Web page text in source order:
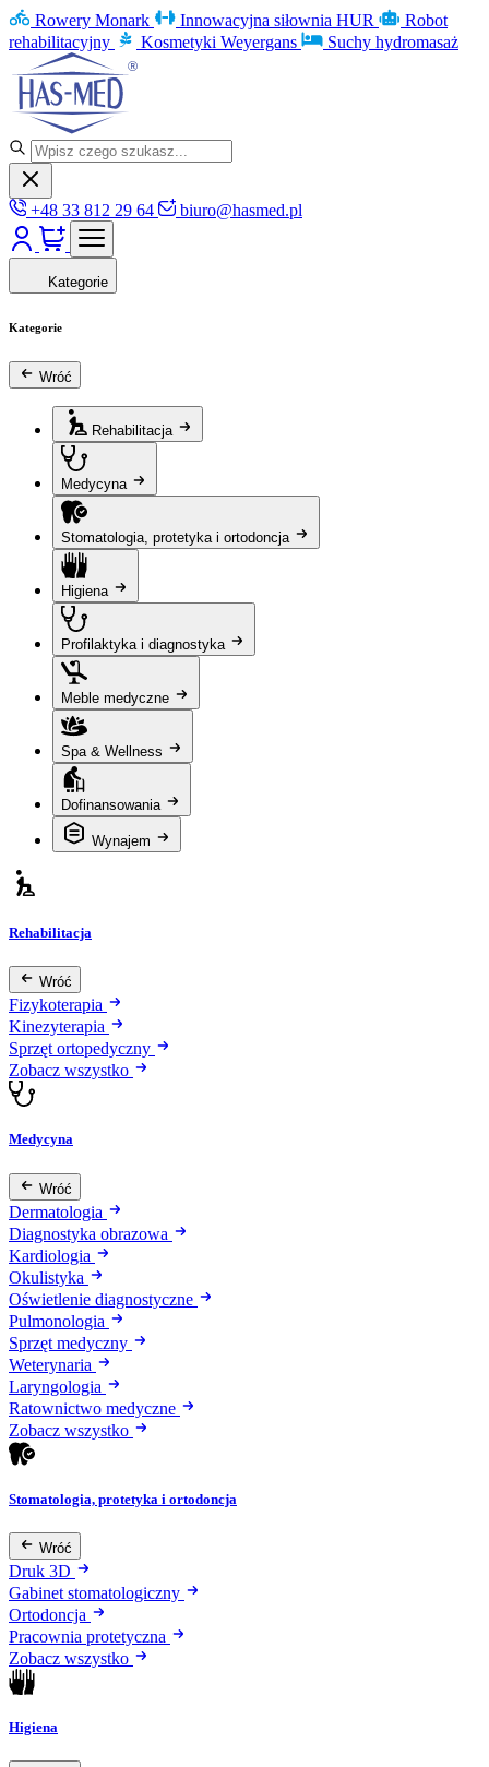
Rowery Monark Innowacyjna siłownia HUR
Robot
rehabilitacyjny
Kosmetyki Weyergans Suchy hydromasaż
+48 33 812 29 64 biuro@hasmed.pl
Kategorie
Kategorie
Wróć
Rehabilitacja
Medycyna
Stomatologia, protetyka i ortodoncja
Higiena
Profilaktyka i diagnostyka
Meble medyczne
Spa & Wellness
Dofinansowania
Wynajem
Rehabilitacja
Wróć
Fizykoterapia
Kinezyterapia
Sprzęt ortopedyczny
Zobacz wszystko
Medycyna
Wróć
Dermatologia
Diagnostyka obrazowa
Kardiologia
Okulistyka
Oświetlenie diagnostyczne
Pulmonologia
Sprzęt medyczny
Weterynaria
Laryngologia
Ratownictwo medyczne
Zobacz wszystko
Stomatologia, protetyka i ortodoncja
Wróć
Druk 3D
Gabinet stomatologiczny
Ortodoncja
Pracownia protetyczna
Zobacz wszystko
Higiena